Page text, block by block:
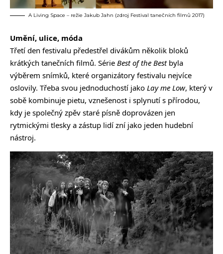
A Living Space – režie Jakub Jahn (zdroj Festival tanečních filmů 2017)
Umění, ulice, móda
Třetí den festivalu předestřel divákům několik bloků
krátkých tanečních filmů. Série Best of the Bestbyla
výběrem snímků, které organizátory festivalu nejvíce
oslovily. Třeba svou jednoduchostí jako Lay me Low, který v
sobě kombinuje pietu, vznešenost i splynutí s přírodou,
kdy je společný zpěv staré písně doprovázen jen
rytmickými tlesky a zástup lidí zní jako jeden hudební
nástroj.